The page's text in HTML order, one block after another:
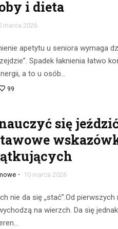
i dieta
marca 2026
apetytu u seniora wymaga
Spadek łaknienia łatwo
a to u osób…
99
się
- 10 marca 2026
nie da się „stać”.Od
na wierzch. Da się
na
jak je